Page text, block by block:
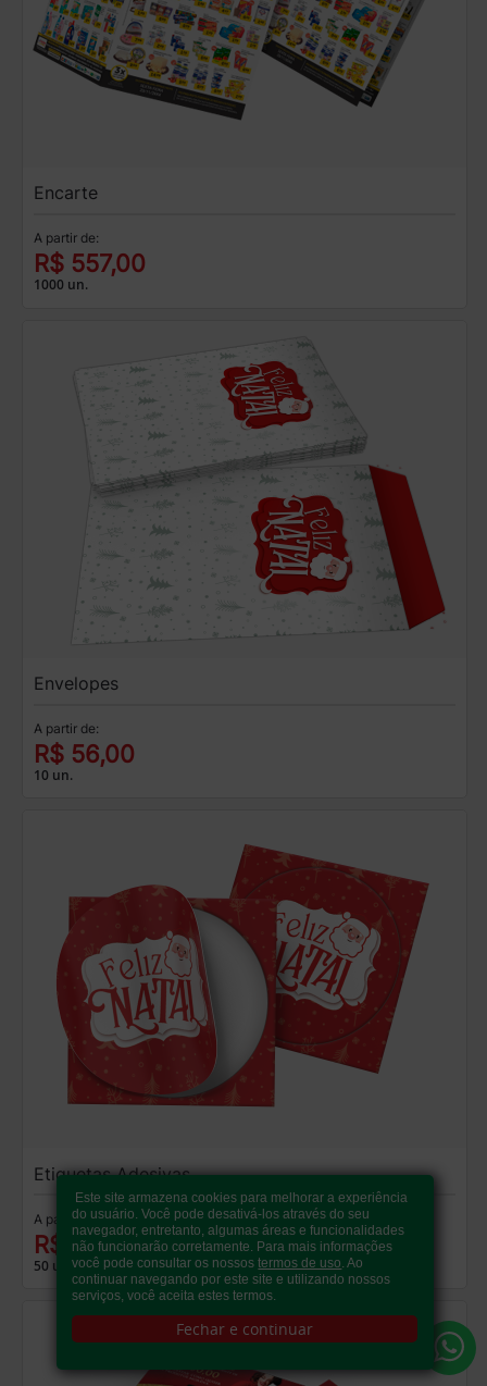
Encarte
A partir de:
R$ 557,00
1000 un.
Envelopes
A partir de:
R$ 56,00
10 un.
Etiquetas Adesivas
A partir de:
R$ 19,00
50 un.
Este site armazena cookies para melhorar a experiência
do usuário. Você pode desativá-los através do seu
navegador, entretanto, algumas áreas e funcionalidades
não funcionarão corretamente. Para mais informações
você pode consultar os nossostermos de uso. Ao
continuar navegando por este site e utilizando nossos
serviços, você aceita estes termos.
Fechar e continuar